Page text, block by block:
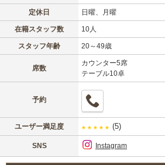
定休日 日曜、月曜
在籍スタッフ数 10人
スタッフ年齢 20～49歳
席数
カウンター5席
テーブル10卓
予約
ユーザー満足度 ★ ★ ★ ★ ★ (5)
SNS Instagram